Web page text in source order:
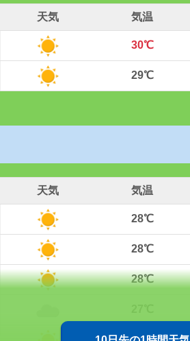
天気 気温
30℃
29℃
天気 気温
28℃
28℃
28℃